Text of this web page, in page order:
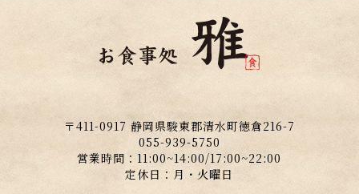
〒411-0917 静岡県駿東郡清水町徳倉216-7
055-939-5750
営業時間：11:00~14:00/17:00~22:00
定休日：月・火曜日